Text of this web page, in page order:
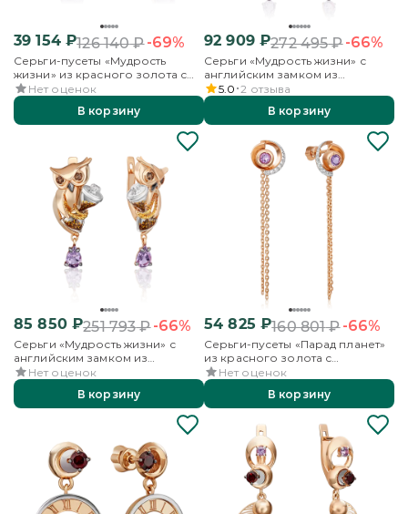
39 154₽126 140₽-69%
Серьги-пусеты «Мудрость
жизни» из красного золота с
аметистом и кварцем дымчатым
Нет оценок
В корзину
92 909₽272 495₽-66%
Серьги «Мудрость жизни» с
английским замком из
комбинированного золота с
аметистом, кварцем дымчатым и
эмалью
5.0 2 отзыва
В корзину
85 850₽251 793₽-66%
Серьги «Мудрость жизни» с
английским замком из
комбинированного золота с
аметистом, кварцем дымчатым и
эмалью
Нет оценок
В корзину
54 825 ₽160 801₽-66%
Серьги-пусеты «Парад планет»
из красного золота с
аметистом и бесцветными
топазами
Нет оценок
В корзину